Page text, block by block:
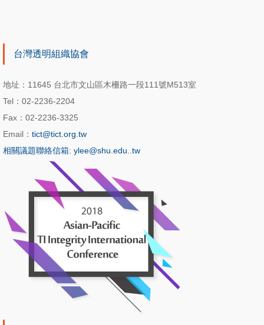
台灣透明組織協會
地址：11645 台北市文山區木柵路一段111號M513室
Tel：02-2236-2204
Fax：02-2236-3325
Email： tict@tict.org.tw
相關議題聯絡信箱: ylee@shu.edu..tw